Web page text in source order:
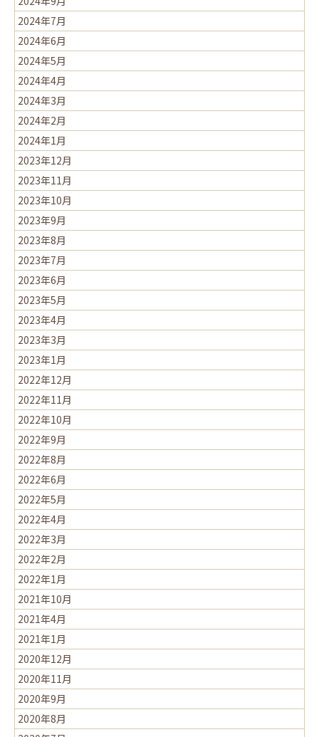
2024年7月
2024年6月
2024年5月
2024年4月
2024年3月
2024年2月
2024年1月
2023年12月
2023年11月
2023年10月
2023年9月
2023年8月
2023年7月
2023年6月
2023年5月
2023年4月
2023年3月
2023年1月
2022年12月
2022年11月
2022年10月
2022年9月
2022年8月
2022年6月
2022年5月
2022年4月
2022年3月
2022年2月
2022年1月
2021年10月
2021年4月
2021年1月
2020年12月
2020年11月
2020年9月
2020年8月